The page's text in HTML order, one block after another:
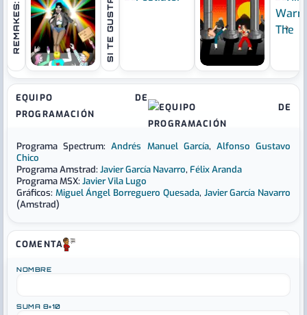
REMAKES: SI TE GUSTA: ›
EQUIPO DE
PROGRAMACIÓN
Programa Spectrum:Andrés Manuel García, Alfonso Gustavo
Chico
Programa Amstrad: Javier García Navarro, Félix Aranda
Programa MSX: Javier Vila Lugo
Gráficos: Miguel Ángel Borreguero Quesada, Javier García Navarro
(Amstrad)
COMENTA
NOMBRE
SUMA 8+10